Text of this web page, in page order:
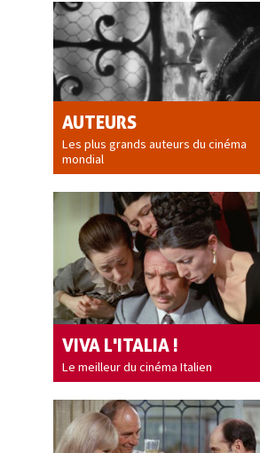
AUTEURS
Les plus grands auteurs du cinéma
mondial
VIVA L'ITALIA !
Le meilleur du cinéma Italien